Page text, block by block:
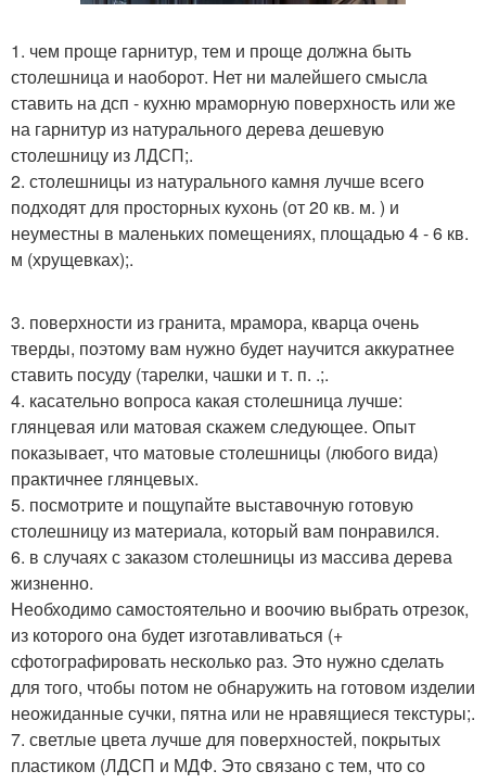
1. чем проще гарнитур, тем и проще должна быть
столешница и наоборот. Нет ни малейшего смысла
ставить на дсп - кухню мраморную поверхность или же
на гарнитур из натурального дерева дешевую
столешницу из ЛДСП;.
2. столешницы из натурального камня лучше всего
подходят для просторных кухонь (от 20 кв. м. ) и
неуместны в маленьких помещениях, площадью 4 - 6 кв.
м (хрущевках);.
3. поверхности из гранита, мрамора, кварца очень
тверды, поэтому вам нужно будет научится аккуратнее
ставить посуду (тарелки, чашки и т. п. .;.
4. касательно вопроса какая столешница лучше:
глянцевая или матовая скажем следующее. Опыт
показывает, что матовые столешницы (любого вида)
практичнее глянцевых.
5. посмотрите и пощупайте выставочную готовую
столешницу из материала, который вам понравился.
6. в случаях с заказом столешницы из массива дерева
жизненно.
Необходимо самостоятельно и воочию выбрать отрезок,
из которого она будет изготавливаться (+
сфотографировать несколько раз. Это нужно сделать
для того, чтобы потом не обнаружить на готовом изделии
неожиданные сучки, пятна или не нравящиеся текстуры;.
7. светлые цвета лучше для поверхностей, покрытых
пластиком (ЛДСП и МДФ. Это связано с тем, что со